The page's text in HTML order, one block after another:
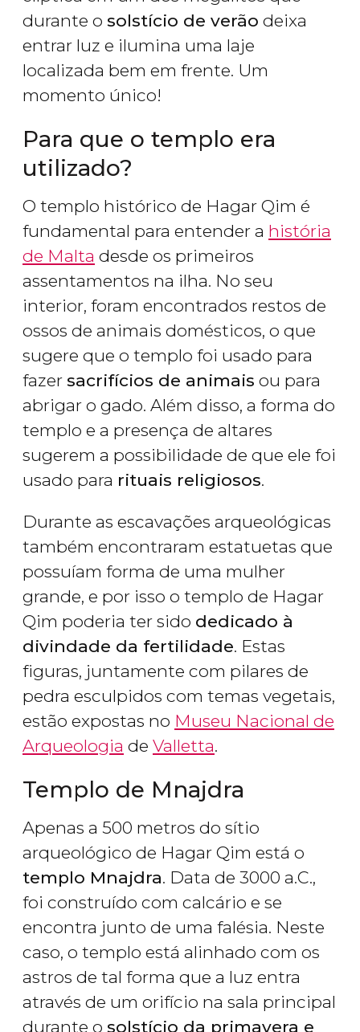
durante o solstício de verão deixa
entrar luz e ilumina uma laje
localizada bem em frente. Um
momento único!
Para que o templo era
utilizado?
O templo histórico de Hagar Qim é
fundamental para entender a história
de Malta desde os primeiros
assentamentos na ilha. No seu
interior, foram encontrados restos de
ossos de animais domésticos, o que
sugere que o templo foi usado para
fazer sacrifícios de animais ou para
abrigar o gado. Além disso, a forma do
templo e a presença de altares
sugerem a possibilidade de que ele foi
usado para rituais religiosos.
Durante as escavações arqueológicas
também encontraram estatuetas que
possuíam forma de uma mulher
grande, e por isso o templo de Hagar
Qim poderia ter sido dedicado à
divindade da fertilidade. Estas
figuras, juntamente com pilares de
pedra esculpidos com temas vegetais,
estão expostas no Museu Nacional de
Arqueologia de Valletta.
Templo de Mnajdra
Apenas a 500 metros do sítio
arqueológico de Hagar Qim está o
templo Mnajdra. Data de 3000 a.C.,
foi construído com calcário e se
encontra junto de uma falésia. Neste
caso, o templo está alinhado com os
astros de tal forma que a luz entra
através de um orifício na sala principal
durante o solstício da primavera e